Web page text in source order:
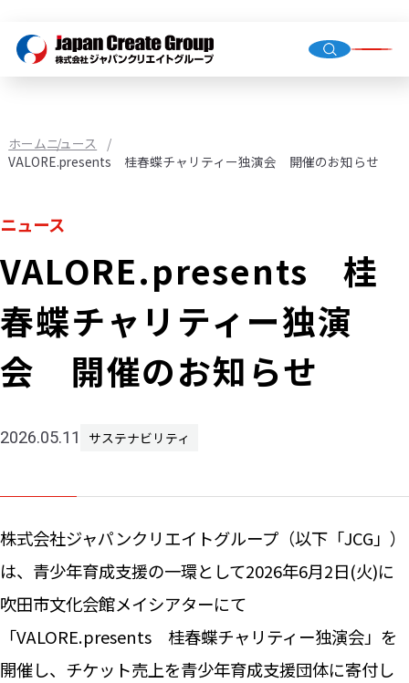
トップ
店舗運
（直営
ホームニュース
VALORE.presents 桂春蝶チャリティー独演会 開催のお知らせ
ニュース
VALORE.presents 桂
春蝶チャリティー独演
会 開催のお知らせ
2026.05.11 サステナビリティ
株式会社ジャパンクリエイトグループ（以下「JCG」）
は、青少年育成支援の一環として2026年6月2日(火)に
吹田市文化会館メイシアターにて
「VALORE.presents 桂春蝶チャリティー独演会」を
開催し、チケット売上を青少年育成支援団体に寄付し